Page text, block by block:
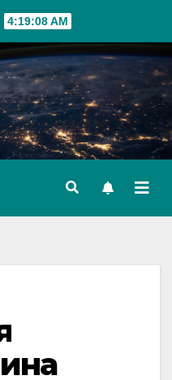
4:19:09 AM